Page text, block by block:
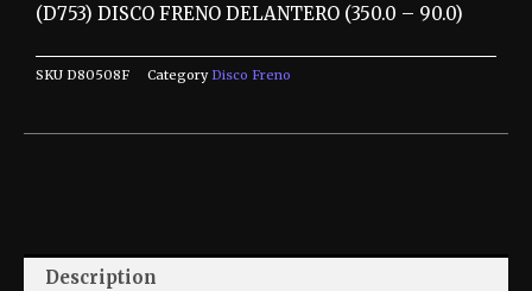
(D753) DISCO FRENO DELANTERO (350.0 – 90.0)
SKU D80508F Category Disco Freno
Description